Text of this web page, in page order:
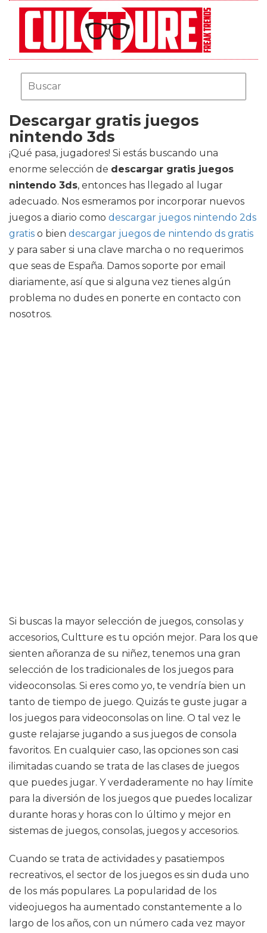
Descargar gratis juegos
nintendo 3ds
¡Qué pasa, jugadores! Si estás buscando una
enorme selección de descargar gratis juegos
nintendo 3ds, entonces has llegado al lugar
adecuado. Nos esmeramos por incorporar nuevos
juegos a diario como descargar juegos nintendo 2ds
gratis o bien descargar juegos de nintendo ds gratis
y para saber si una clave marcha o no requerimos
que seas de España. Damos soporte por email
diariamente, así que si alguna vez tienes algún
problema no dudes en ponerte en contacto con
nosotros.
Si buscas la mayor selección de juegos, consolas y
accesorios, Cultture es tu opción mejor. Para los que
sienten añoranza de su niñez, tenemos una gran
selección de los tradicionales de los juegos para
videoconsolas. Si eres como yo, te vendría bien un
tanto de tiempo de juego. Quizás te guste jugar a
los juegos para videoconsolas on line. O tal vez le
guste relajarse jugando a sus juegos de consola
favoritos. En cualquier caso, las opciones son casi
ilimitadas cuando se trata de las clases de juegos
que puedes jugar. Y verdaderamente no hay límite
para la diversión de los juegos que puedes localizar
durante horas y horas con lo último y mejor en
sistemas de juegos, consolas, juegos y accesorios.
Cuando se trata de actividades y pasatiempos
recreativos, el sector de los juegos es sin duda uno
de los más populares. La popularidad de los
videojuegos ha aumentado constantemente a lo
largo de los años, con un número cada vez mayor